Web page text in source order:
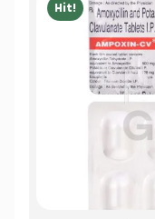
Hit!